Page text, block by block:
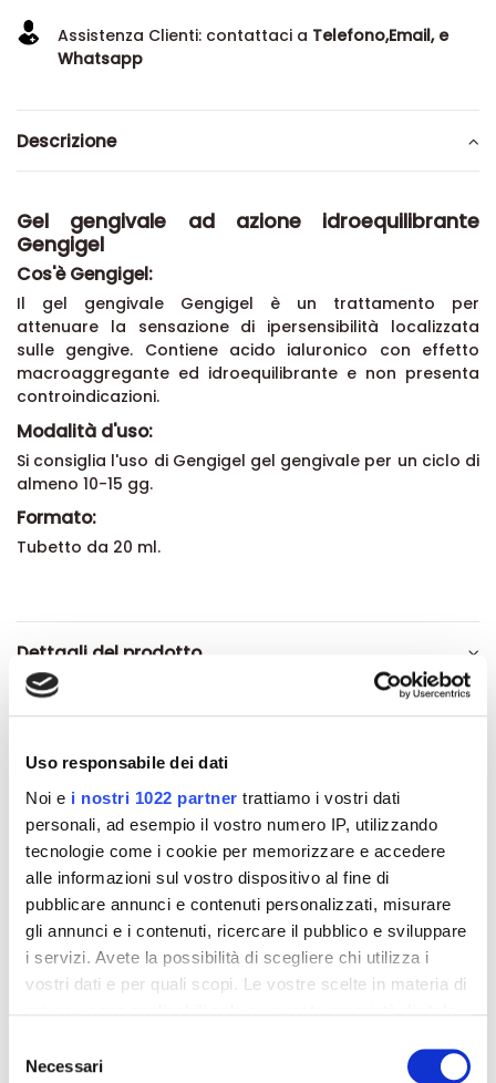
Uso responsabile dei dati
Noi e i nostri 1022 partner trattiamo i vostri dati
personali, ad esempio il vostro numero IP, utilizzando
tecnologie come i cookie per memorizzare e accedere
alle informazioni sul vostro dispositivo al fine di
pubblicare annunci e contenuti personalizzati, misurare
gli annunci e i contenuti, ricercare il pubblico e sviluppare
i servizi. Avete la possibilità di scegliere chi utilizza i
vostri dati e per quali scopi. Le vostre scelte in materia di
modificare o revocare il proprio consenso in qualsiasi
delNecessari
Assistenza Clienti: contattaci a Telefono,Email, e
Whatsapp
Descrizione
Gel gengivale ad azione idroequilibrante
Gengigel
Cos'è Gengigel:
Il gel gengivale Gengigel è un trattamento per
attenuare la sensazione di ipersensibilità localizzata
sulle gengive. Contiene acido ialuronico con effetto
macroaggregante ed idroequilibrante e non presenta
controindicazioni.
Modalità d'uso:
Si consiglia l'uso di Gengigel gel gengivale per un ciclo di
almeno 10-15 gg.
Formato:
Tubetto da 20 ml.
Dettagli del prodotto
Recensioni
Altri prodotti che potrebbero
interessarti
-42% -42%